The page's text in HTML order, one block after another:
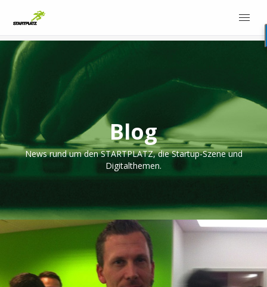
Blog
News rund um den STARTPLATZ, die Startup-Szene und
Digitalthemen.